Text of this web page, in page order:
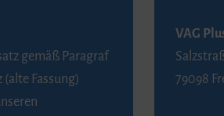
gemäß Paragraf
Fassung)
VAG
79098